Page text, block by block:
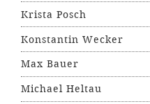
Krista Posch
Konstantin Wecker
Max Bauer
Michael Heltau